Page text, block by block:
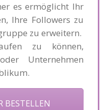
es ermöglicht Ihr
Ihre Followers zu
zu erweitern.
zu können,
Unternehmen
BESTELLEN